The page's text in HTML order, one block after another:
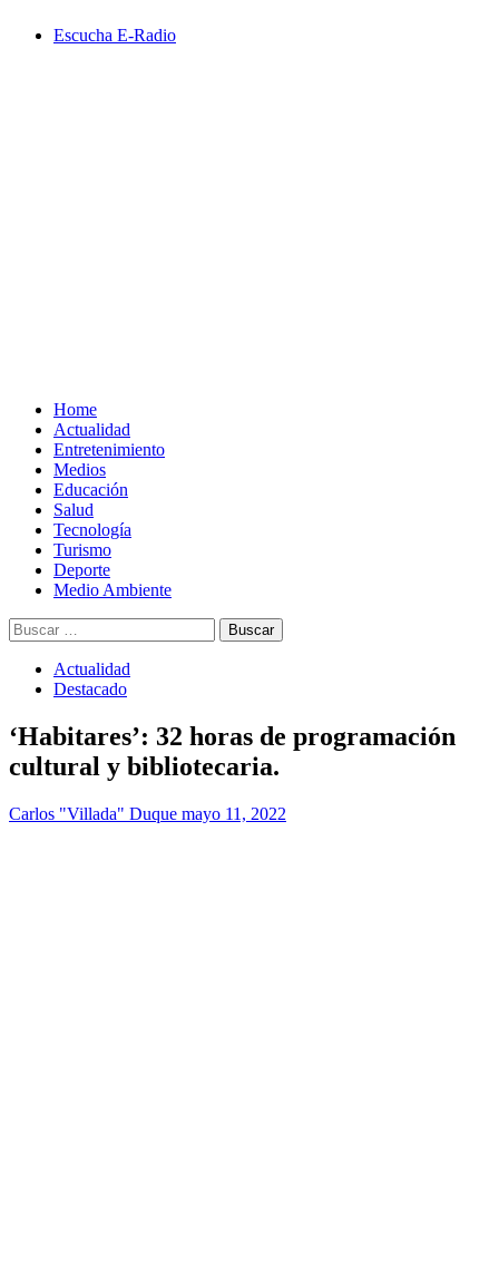
Escucha E-Radio
Home
Actualidad
Entretenimiento
Medios
Educación
Salud
Tecnología
Turismo
Deporte
Medio Ambiente
Buscar:
Actualidad
Destacado
‘Habitares’: 32 horas de programación
cultural y bibliotecaria.
Carlos "Villada" Duque mayo 11, 2022